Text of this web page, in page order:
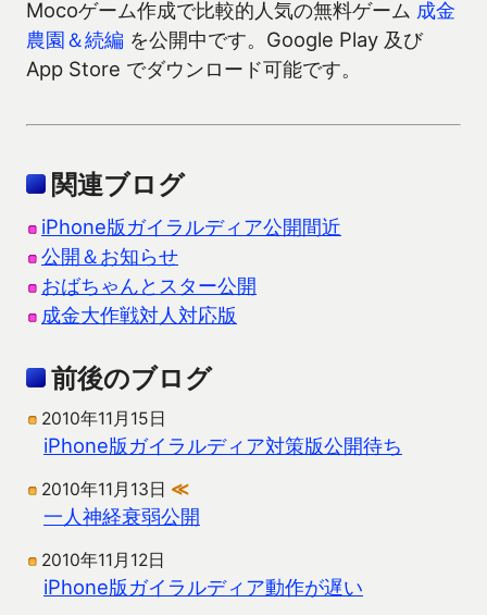
Mocoゲーム作成で比較的人気の無料ゲーム 成金
農園＆続編 を公開中です。Google Play 及び
App Store でダウンロード可能です。
関連ブログ
iPhone版ガイラルディア公開間近
公開＆お知らせ
おばちゃんとスター公開
成金大作戦対人対応版
前後のブログ
2010年11月15日
iPhone版ガイラルディア対策版公開待ち
2010年11月13日 ≪
一人神経衰弱公開
2010年11月12日
iPhone版ガイラルディア動作が遅い